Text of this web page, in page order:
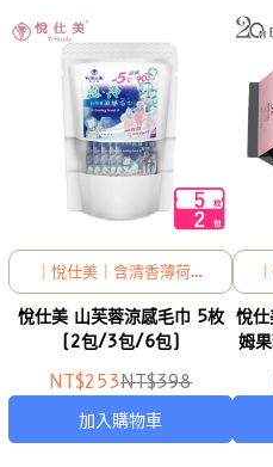
｜悅仕美｜含清香薄荷，
涼爽降溫，全身可擦
悅仕美 山芙蓉涼感毛巾 5枚
(2包/3包/6包)
NT$253NT$398
加入購物車
悅仕美 Bionuc 20
姆